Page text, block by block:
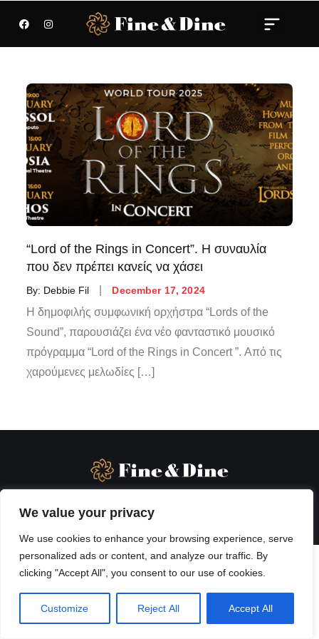
We value your privacy
We use cookies to enhance your browsing experience, serve
personalized ads or content, and analyze our traffic. By
clicking "Accept All", you consent to our use of cookies.
Customize Reject All Accept All
“Lord of the Rings in Concert”. H συναυλία
που δεν πρέπει κανείς να χάσει
By: Debbie Fil December 17, 2024
Η δημοφιλής συμφωνική ορχήστρα “Lords of the
Sound”, παρουσιάζει ένα νέο φανταστικό μουσικό
πρόγραμμα “Lord of the Rings in Concert ”. Από τις
χαρούμενες μελωδίες […]